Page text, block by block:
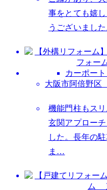
事をとても嬉
うございました
カーポー
大阪市阿倍野
機能門柱もス
玄関アプロー
した。長年の
ま…